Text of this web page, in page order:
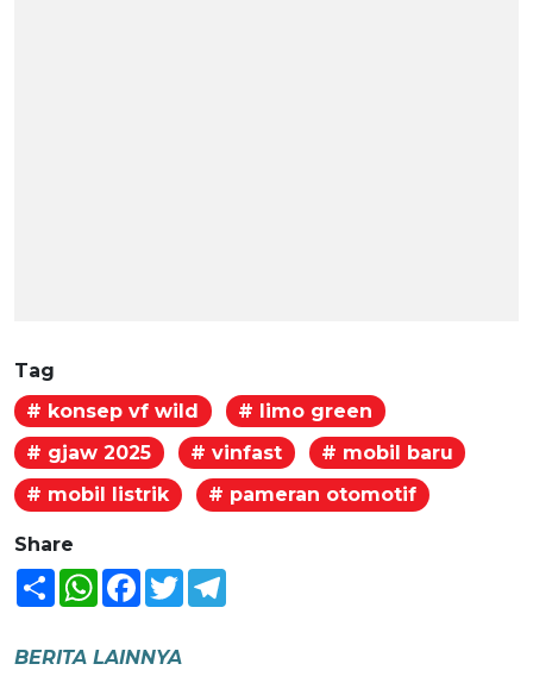
Tag
# konsep vf wild
# limo green
# gjaw 2025
# vinfast
# mobil baru
# mobil listrik
# pameran otomotif
Share
Share WhatsAppFacebook
Twitter
BERITA LAINNYA